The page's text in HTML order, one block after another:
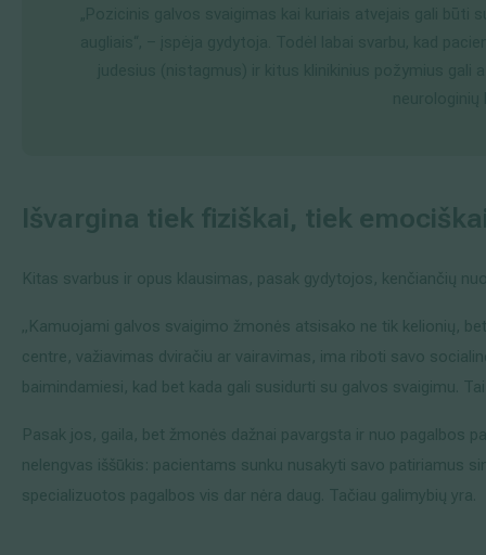
Išvargina tiek fiziškai, tiek
Kitas svarbus ir opus klausimas, pasak gydytojos, kenčiančių
„Kamuojami galvos svaigimo žmonės atsisako ne tik kelionių,
centre, važiavimas dviračiu ar vairavimas, ima riboti savo
baimindamiesi, kad bet kada gali susidurti su galvos svaigimu.
Pasak jos, gaila, bet žmonės dažnai pavargsta ir nuo pagalbos
nelengvas iššūkis: pacientams sunku nusakyti savo patiriamus
specializuotos pagalbos vis dar nėra daug. Tačiau galimybių yra.